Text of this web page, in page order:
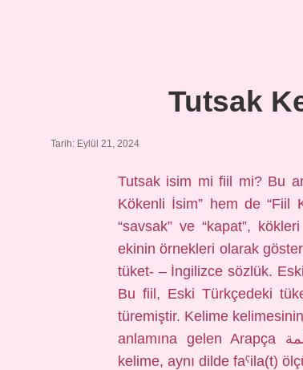
Tutsak
Tarih: Eylül 21, 2024
Tutsak isim mi fiil mi? Bu
Kökenli İsim” hem de “Fiil
“savsak” ve “kapat”,
ekinin örnekleri olarak
tüket- – İngilizce sözlük.
Bu fiil, Eski Türkçedeki
türemiştir. Kelime
anlamına gelen Arapça كلمة (kalima(t)) kelimesinden ödünç alınmıştır. Arapça